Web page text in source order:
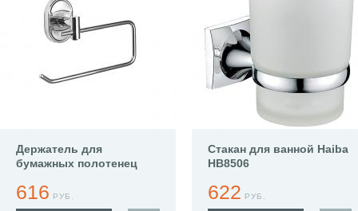
Держатель для
бумажных полотенец
616 РУБ.
Стакан для ванной Haiba
HB8506
622 РУБ.